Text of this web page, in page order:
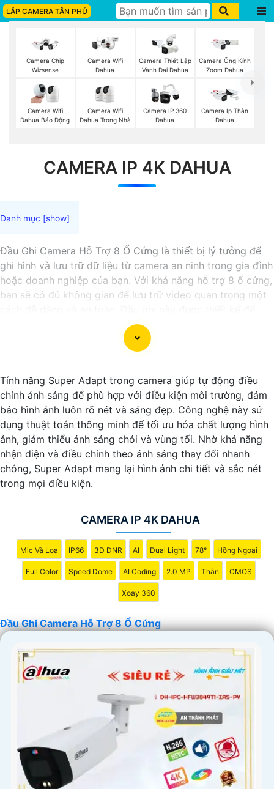
LẮP CAMERA TÂN PHÚ
Camera Chip
Wizsense
Camera Wifi
Dahua
Camera Thiết Lập
Vành Đai Dahua
Camera Ống Kính
Zoom Dahua
Camera Wifi
Dahua Báo Động
Camera Wifi
Dahua Trong Nhà
Camera IP 360
Dahua
Camera Ip Thân
Dahua
CAMERA IP 4K DAHUA
Đầu Ghi Camera Hỗ Trợ 8 Ổ Cứng là thiết bị lý tưởng để
ghi hình và lưu trữ dữ liệu từ camera an ninh trong gia đình
hoặc doanh nghiệp của bạn. Với khả năng hỗ trợ 8 ổ cứng,
bạn sẽ có đủ không gian để lưu trữ video quan trọng một
đáp ứng nhu cầu sử dụng của bạn với chất lượng tốt và
Nếu bạn đang tìm kiếm một đầu ghi camera hỗ trợ 8 ổ
phẩm từ các thương hiệu uy tín trên thị trường như
Hikvision, Dahua, Vantech... Đảm bảo rằng bạn chọn sản
phẩm phù hợp với nhu cầu sử dụng của mình và có đủ tính
năng cần thiết như hỗ trợ độ phân giải cao, tính năng ghi
hình liên tục/định tuyến, khả năng sao lưu dữ liệu dễ dàng.
Nhờ vào việc sử dụng đầu ghi camera hỗ trợ 8 ổ cứng,
bạn sẽ có thể giám sát tốt hơn và bảo vệ tài sản của mình
một cách hiệu quả và an toàn. Hãy lựa chọn sản phẩm phù
đình và công việc của bạn!
Tính năng Super Adapt trong camera giúp tự động điều
chỉnh ánh sáng để phù hợp với điều kiện môi trường, đảm
bảo hình ảnh luôn rõ nét và sáng đẹp. Công nghệ này sử
dụng thuật toán thông minh để tối ưu hóa chất lượng hình
ảnh, giảm thiểu ánh sáng chói và vùng tối. Nhờ khả năng
nhận diện và điều chỉnh theo ánh sáng thay đổi nhanh
chóng, Super Adapt mang lại hình ảnh chi tiết và sắc nét
trong mọi điều kiện.
CAMERA IP 4K DAHUA
Mic Và Loa IP66 3D DNR AI Dual Light 78° Hồng Ngoại
Full Color Speed Dome AI Coding 2.0 MP Thân CMOS
Xoay 360
Đầu Ghi Camera Hỗ Trợ 8 Ổ Cứng